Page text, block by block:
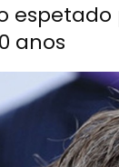
anos